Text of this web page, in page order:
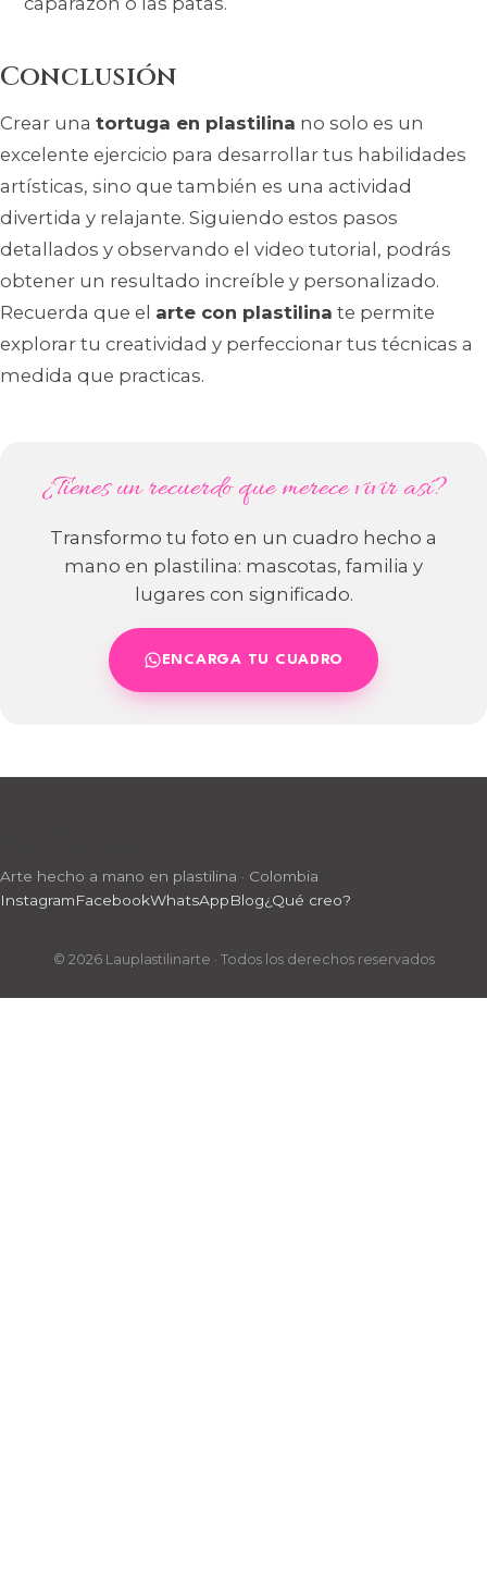
Conclusión
Crear una tortuga en plastilina no solo es un
excelente ejercicio para desarrollar tus habilidades
artísticas, sino que también es una actividad
divertida y relajante. Siguiendo estos pasos
detallados y observando el video tutorial, podrás
obtener un resultado increíble y personalizado.
Recuerda que el arte con plastilina te permite
explorar tu creatividad y perfeccionar tus técnicas a
medida que practicas.
¿Tienes un recuerdo que merece vivir así?
Transformo tu foto en un cuadro hecho a
mano en plastilina: mascotas, familia y
lugares con significado.
ENCARGA TU CUADRO
Arte hecho a mano en plastilina · Colombia
InstagramFacebookWhatsAppBlog¿Qué creo?
© 2026 Lauplastilinarte · Todos los derechos reservados